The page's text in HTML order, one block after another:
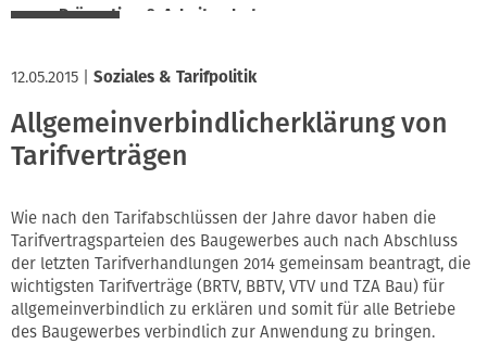
Prävention & Arbeitsschutz
Soziales & Tarifpolitik
Verband & Innungen
Innung
12.05.2015 Soziales & Tarifpolitik
Allgemeinverbindlicherklärung von
Tarifverträgen
Wie nach den Tarifabschlüssen der Jahre davor haben die
Tarifvertragsparteien des Baugewerbes auch nach Abschluss
der letzten Tarifverhandlungen 2014 gemeinsam beantragt, die
wichtigsten Tarifverträge (BRTV, BBTV, VTV und TZA Bau) für
allgemeinverbindlich zu erklären und somit für alle Betriebe
des Baugewerbes verbindlich zur Anwendung zu bringen.